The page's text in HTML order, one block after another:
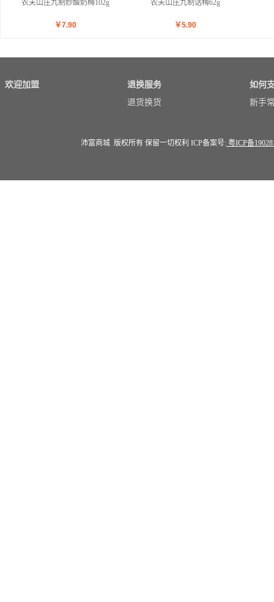
农夫山庄九制妙酸奶梅102g
￥7.90
农夫山庄九制话梅62g
￥5.90
欢迎加盟
退换服务
退货换货
如何
新手
沛富商城 版权所有 保留一切权利 ICP备案号: 粤ICP备